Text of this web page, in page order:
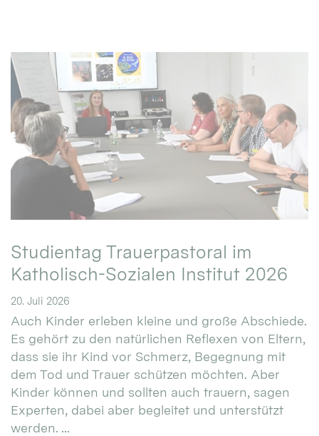
Studientag Trauerpastoral im
Katholisch-Sozialen Institut 2026
20. Juli 2026
Auch Kinder erleben kleine und große Abschiede.
Es gehört zu den natürlichen Reflexen von Eltern,
dass sie ihr Kind vor Schmerz, Begegnung mit
dem Tod und Trauer schützen möchten. Aber
Kinder können und sollten auch trauern, sagen
Experten, dabei aber begleitet und unterstützt
werden. ...